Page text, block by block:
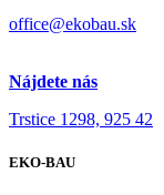
office@ekobau.sk
Nájdete nás
Trstice 1298, 925 42
EKO-BAU